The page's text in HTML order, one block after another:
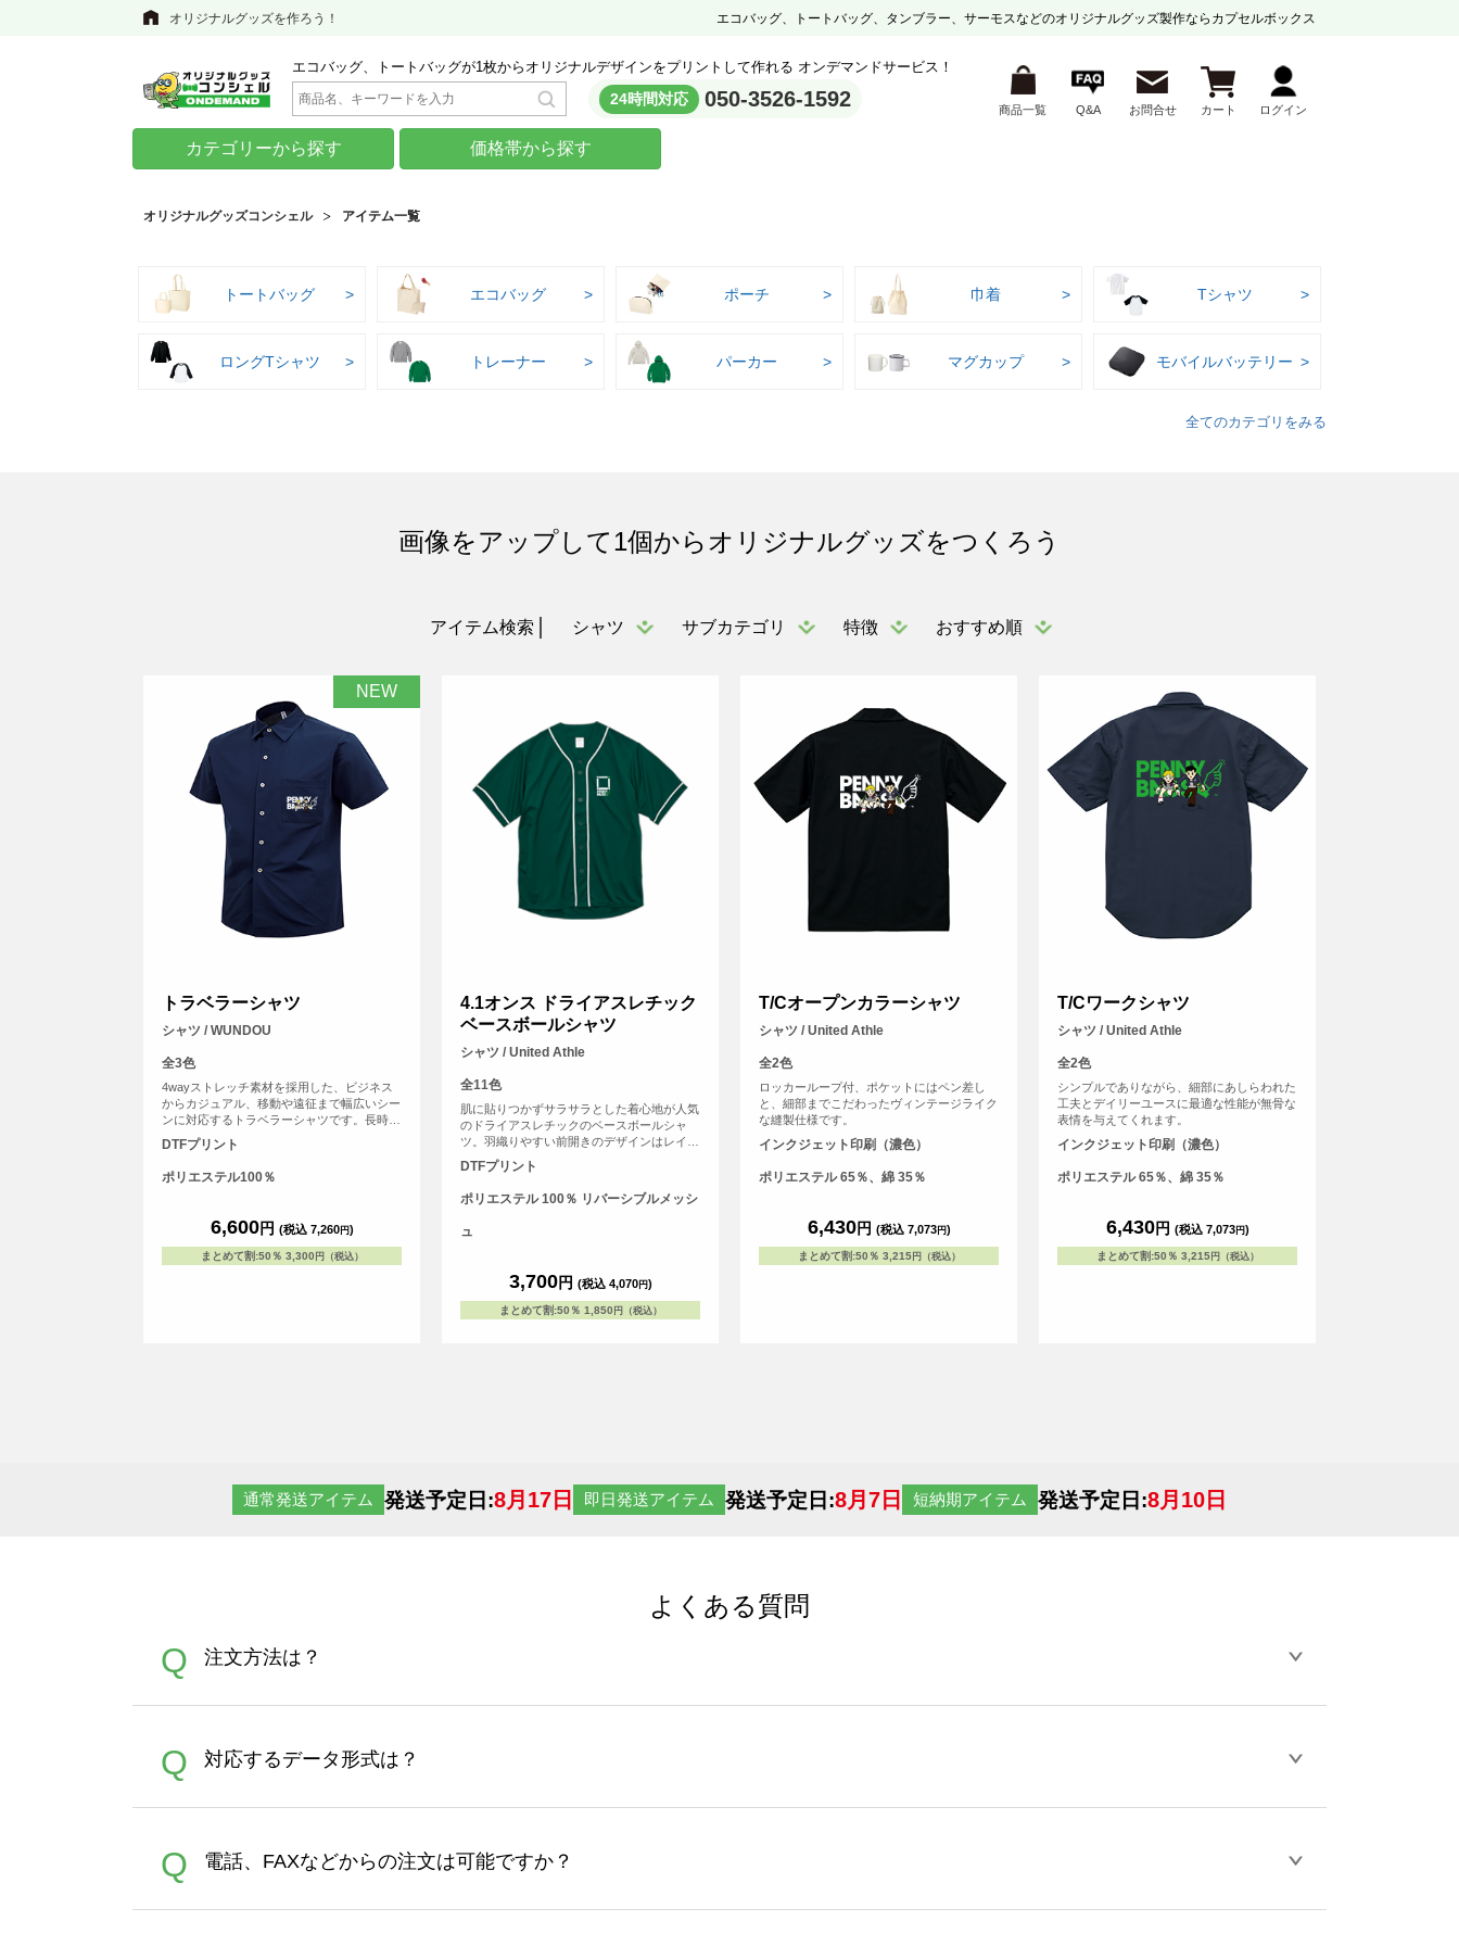
オリジナルグッズを作ろう！ エコバッグ、トートバッグ、タンブラー、サーモスなどのオリジナルグッズ製作ならカプセルボックス
エコバッグ、トートバッグが1枚からオリジナルデザインをプリントして作れる オンデマンドサービス！
24時間対応 050-3526-1592 商品一覧 Q&A お問合せ カート ログイン
カテゴリーから探す 価格帯から探す
オリジナルグッズコンシェル アイテム一覧
トートバッグ エコバッグ ポーチ 巾着 Tシャツ
ロングTシャツ トレーナー パーカー マグカップ モバイルバッテリー
全てのカテゴリをみる
画像をアップして1個からオリジナルグッズをつくろう
アイテム検索 シャツ サブカテゴリ 特徴 おすすめ順
NEW
トラベラーシャツ
シャツ / WUNDOU
全3色
4wayストレッチ素材を採用した、ビジネス
からカジュアル、移動や遠征まで幅広いシー
ンに対応するトラベラーシャツです。長時間
の移動や着用でもストレスを感じにくく、快
適な着心地をキープします。 素材にはポリ
エステル100％を使用し、吸汗速乾性に優れ
ているため、汗ばむ季節でもさらりとした着
DTFプリント
ポリエステル100％
6,600円 (税込 7,260円)
まとめて割:50％ 3,300 円（税込）
4.1オンス ドライアスレチック
ベースボールシャツ
シャツ / United Athle
全11色
肌に貼りつかずサラサラとした着心地が人気
のドライアスレチックのベースボールシャ
ツ。羽織りやすい前開きのデザインはレイヤ
ードスタイルもしやすく様々なシーンで活躍
できます。Tシャツとは一味違う個性的な印
象と、ドライシリーズ特有のキレイな発色も
特長です。充実のサイズとカラー展開でチー
です。世界に1つだけの自分たちのオリジナ
DTFプリント
ポリエステル 100％ リバーシブルメッシ
ュ
3,700円 (税込 4,070円)
まとめて割:50％ 1,850 円（税込）
T/Cオープンカラーシャツ
シャツ / United Athle
全2色
ロッカーループ付、ポケットにはペン差し
と、細部までこだわったヴィンテージライク
な縫製仕様です。
インクジェット印刷（濃色）
ポリエステル 65％、綿 35％
6,430円 (税込 7,073円)
まとめて割:50％ 3,215円（税込）
T/Cワークシャツ
シャツ / United Athle
全2色
シンプルでありながら、細部にあしらわれた
工夫とデイリーユースに最適な性能が無骨な
表情を与えてくれます。
インクジェット印刷（濃色）
ポリエステル 65％、綿 35％
6,430円 (税込 7,073円)
まとめて割:50％ 3,215円（税込）
通常発送アイテム 発送予定日:8月17日 即日発送アイテム 発送予定日:8月7日 短納期アイテム 発送予定日:8月10日
よくある質問
Q 注文方法は？
A
す。 30枚以上やシルク印刷など、大口注文の場合は、サポートが担当する
さい。製作する数量が多ければ多いほど、オンデマンドサービスよりも低価格で製作することが可能です。
Q 対応するデータ形式は？
A
ズは、20MBです。デジカメやスマホで撮影した写真などもアップロード可能です。使用できない画像はエラーになります。（※
Illustratorからの直接入稿には対応していません。AIで保存し、デザインツールからアップロードして下さい）
Q 電話、FAXなどからの注文は可能ですか？